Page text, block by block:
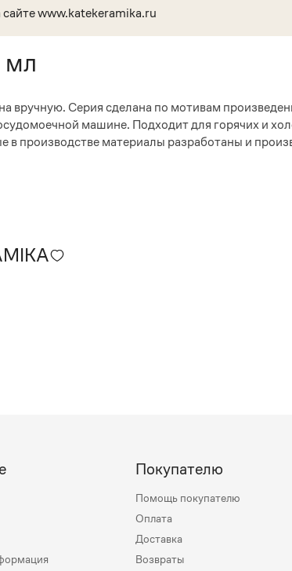
www.katekeramika.ru
мл
вручную. Серия сделана по мотивам
машине. Подходит для горячих и
производстве материалы разработаны и
Покупателю
Помощь покупателю
Оплата
Доставка
Возвраты